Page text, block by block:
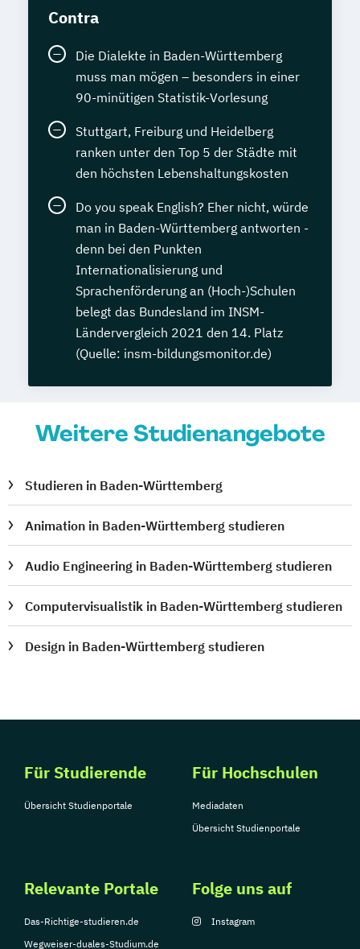
Contra
Die Dialekte in Baden-Württemberg
muss man mögen – besonders in einer
90-minütigen Statistik-Vorlesung
Stuttgart, Freiburg und Heidelberg
ranken unter den Top 5 der Städte mit
den höchsten Lebenshaltungskosten
Do you speak English? Eher nicht, würde
man in Baden-Württemberg antworten -
denn bei den Punkten
Internationalisierung und
Sprachenförderung an (Hoch-)Schulen
belegt das Bundesland im INSM-
Ländervergleich 2021 den 14. Platz
(Quelle: insm-bildungsmonitor.de)
Weitere Studienangebote
Studieren in Baden-Württemberg
Animation in Baden-Württemberg studieren
Audio Engineering in Baden-Württemberg studieren
Computervisualistik in Baden-Württemberg studieren
Design in Baden-Württemberg studieren
Für Studierende
Übersicht Studienportale
Für Hochschulen
Mediadaten
Übersicht Studienportale
Relevante Portale
Das-Richtige-studieren.de
Wegweiser-duales-Studium.de
Folge uns auf
Instagram